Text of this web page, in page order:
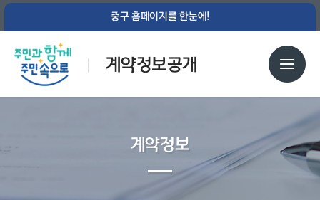
중구 홈페이지를 한눈에!
계약정보공개
계약정보